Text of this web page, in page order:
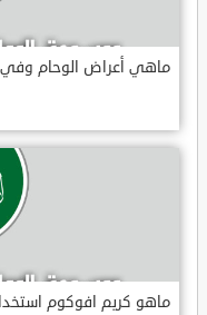
ماهي أعراض الوحام
ماهو كريم افوكوم